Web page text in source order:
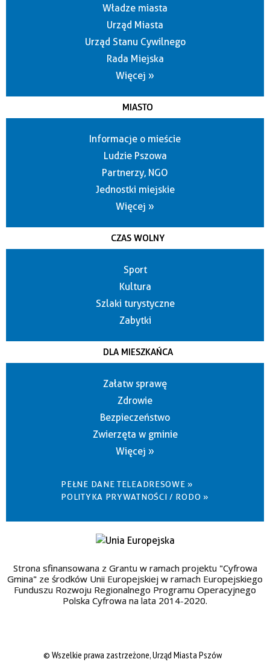
Władze miasta
Urząd Miasta
Urząd Stanu Cywilnego
Rada Miejska
Więcej »
MIASTO
Informacje o mieście
Ludzie Pszowa
Partnerzy, NGO
Jednostki miejskie
Więcej »
CZAS WOLNY
Sport
Kultura
Szlaki turystyczne
Zabytki
DLA MIESZKAŃCA
Załatw sprawę
Zdrowie
Bezpieczeństwo
Zwierzęta w gminie
Więcej »
PEŁNE DANE TELEADRESOWE »
POLITYKA PRYWATNOŚCI / RODO »
Strona sfinansowana z Grantu w ramach projektu "Cyfrowa
Gmina" ze środków Unii Europejskiej w ramach Europejskiego
Funduszu Rozwoju Regionalnego Programu Operacyjnego
Polska Cyfrowa na lata 2014-2020.
© Wszelkie prawa zastrzeżone, Urząd Miasta Pszów